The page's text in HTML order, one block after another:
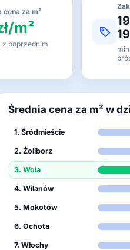
cena za m²
m²
z poprzednim
Średnia cena za m² w
1. Śródmieście
2. Żoliborz
3. Wola
4. Wilanów
5. Mokotów
6. Ochota
7. Włochy